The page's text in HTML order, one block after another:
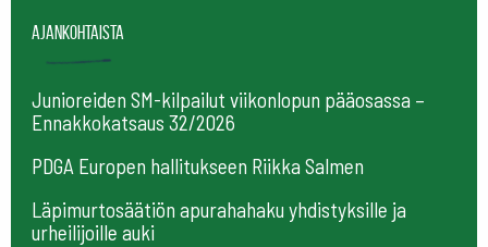
Ajankohtaista
Junioreiden SM-kilpailut viikonlopun pääosassa –
Ennakkokatsaus 32/2026
PDGA Europen hallitukseen Riikka Salmen
Läpimurtosäätiön apurahahaku yhdistyksille ja
urheilijoille auki